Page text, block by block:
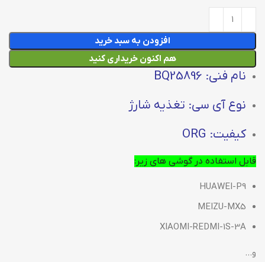
افزودن به سبد خرید
هم اکنون خریداری کنید
نام فنی: BQ25896
نوع آی سی: تغذیه شارژ
کیفیت: ORG
قابل استفاده در گوشی های زیر:
HUAWEI-P9
MEIZU-MX5
XIAOMI-REDMI-1S-3A
و…